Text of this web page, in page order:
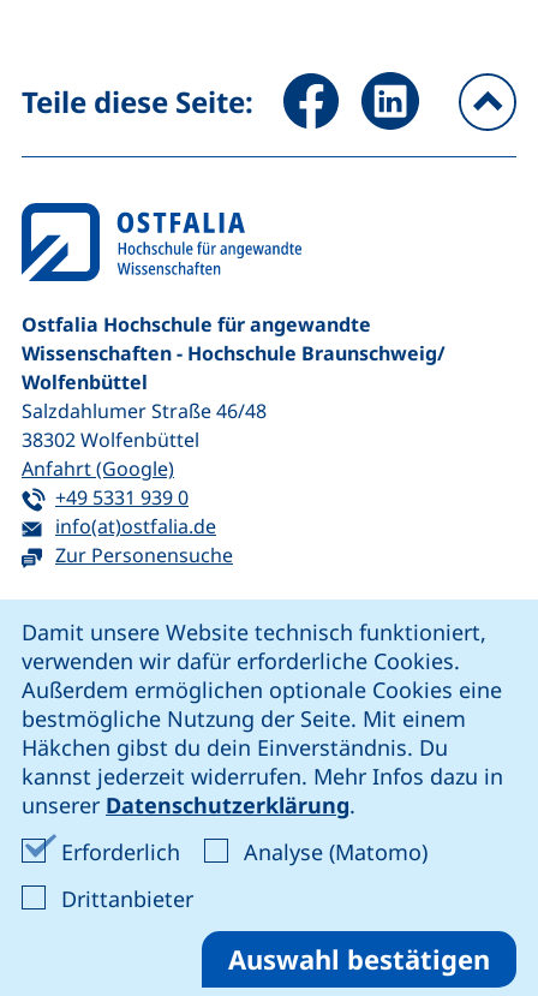
Damit unsere Website technisch funktioniert,
verwenden wir dafür erforderliche Cookies.
Außerdem ermöglichen optionale Cookies eine
bestmögliche Nutzung der Seite. Mit einem
Häkchen gibst du dein Einverständnis. Du
kannst jederzeit widerrufen. Mehr Infos dazu in
unserer Datenschutzerklärung.
Erforderlich Erforderliche Cookies akzeptieren
Analyse (Matomo)Analyse-
Drittanbieter: Cookies von Drittanbieter
Auswahl bestätigen
Teile diese Seite: Seite über Facebook teilen
Seite über
Ostfalia Hochschule für angewandte
Wissenschaften - Hochschule Braunschweig/​
Wolfenbüttel
Salzdahlumer Straße 46/48
38302Wolfenbüttel
Anfahrt (Google)(externer Link, öffnet neues Fenster)
Tel:
+49 5331 939 0(startet einen Telefonanruf, wenn Ihr
E-Mail:
info(at)ostfalia.de(öffnet Ihr E-Mail-Programm)
Zur Personensuche
unsere Facebook-Seite (externer Link, öffnet neues
unsere LinkedIn-Seite (externer Link, öffnet
unsere Instagram-Seite (externer Link,
unsere YouTube-Seite (externer
Cookie-Einstellungen
Impressum
Datenschutz
Erklärung zur Barrierefreiheit